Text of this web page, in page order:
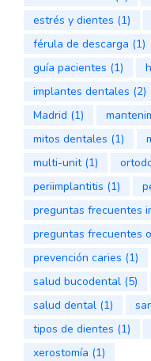
estrés y dientes (1)
férula de descarga (1)
guía pacientes (1)
implantes dentales (2)
Madrid (1)
mitos dentales (1)
multi-unit(1)
periimplantitis (1)
preguntas frecuentes
preguntas frecuentes
prevención caries (1)
salud bucodental (5)
salud dental (1)
tipos de dientes (1)
xerostomía (1)